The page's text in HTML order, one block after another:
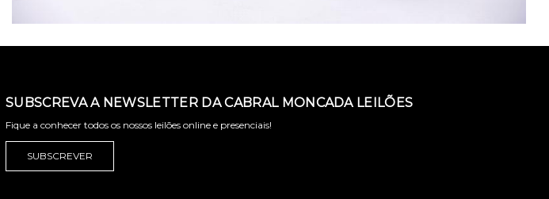
SUBSCREVA A NEWSLETTER DA CABRAL MONCADA LEILÕES
Fique a conhecer todos os nossos leilões online e presenciais!
SUBSCREVER